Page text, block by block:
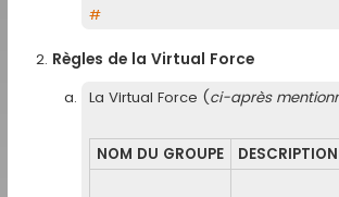
#
Règles de la Virtual Force
La Virtual Force (ci-après
NOM DU GROUPE DESCRIPTION